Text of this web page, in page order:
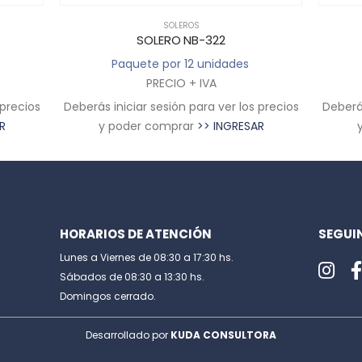
SOLEROS
SOLERO NB-309
Paquete por 12 unidades
PRECIO + IVA
Deberás iniciar sesión para ver los precios
y poder comprar >> INGRESAR